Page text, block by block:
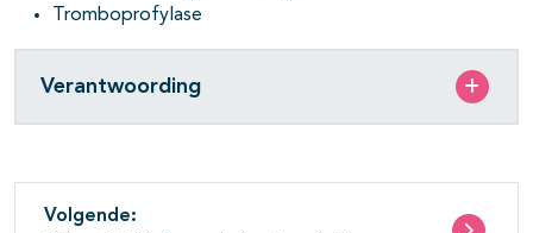
Tromboprofylase
Verantwoording
Volgende: